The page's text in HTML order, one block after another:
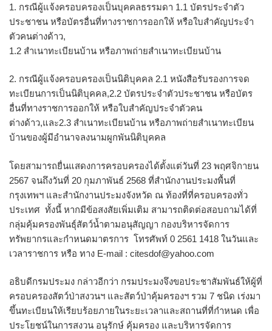
1. กรณีผู้แจ้งครอบครองเป็นบุคคลธรรมดา 1.1 บัตรประจำตัว
ประชาชน หรือบัตรอื่นที่ทางราชการออกให้ หรือใบสำคัญประจำ
ตัวคนต่างด้าว,
1.2 สำเนาทะเบียนบ้าน หรือภาพถ่ายสำเนาทะเบียนบ้าน
2. กรณีผู้แจ้งครอบครองเป็นนิติบุคคล 2.1 หนังสือรับรองการจด
ทะเบียนการเป็นนิติบุคคล,2.2 บัตรประจำตัวประชาชน หรือบัตร
อื่นที่ทางราชการออกให้ หรือใบสำคัญประจำตัวคน
ต่างด้าว,และ2.3 สำเนาทะเบียนบ้าน หรือภาพถ่ายสำเนาทะเบียน
บ้านของผู้มีอำนาจลงนามผูกพันนิติบุคคล
โดยสามารถยื่นแสดงการครอบครองได้ตั้งแต่วันที่ 23 พฤศจิกายน
2567 จนถึงวันที่ 20 กุมภาพันธ์ 2568 ที่สำนักงานประมงพื้นที่
กรุงเทพฯ และสำนักงานประมงจังหวัด ณ ท้องที่ที่ครอบครองทั่ว
ประเทศ ทั้งนี้ หากมีข้อสงสัยเพิ่มเติม สามารถติดต่อสอบถามได้ที่
กลุ่มคุ้มครองพันธุ์สัตว์น้ำตามอนุสัญญา กองบริหารจัดการ
ทรัพยากรและกำหนดมาตรการ โทรศัพท์ 0 2561 1418 ในวันและ
เวลาราชการ หรือ ทาง E-mail : citesdof@yahoo.com
อธิบดีกรมประมง กล่าวอีกว่า กรมประมงจึงขอประชาสัมพันธ์ให้ผู้ที่
ครอบครองสัตว์ป่าสงวนฯ และสัตว์ป่าคุ้มครองฯ รวม 7 ชนิด เร่งมา
ขึ้นทะเบียนให้เรียบร้อยภายในระยะเวลาและสถานที่ที่กำหนด เพื่อ
ประโยชน์ในการสงวน อนุรักษ์ คุ้มครอง และบริหารจัดการ